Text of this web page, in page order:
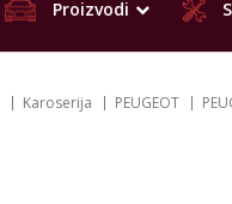
Proizvodi
Karoserija PEUGEOT